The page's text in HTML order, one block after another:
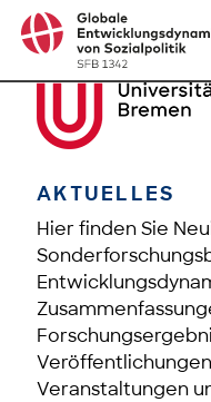
AKTUELLES
Hier finden Sie
Veranstaltungen